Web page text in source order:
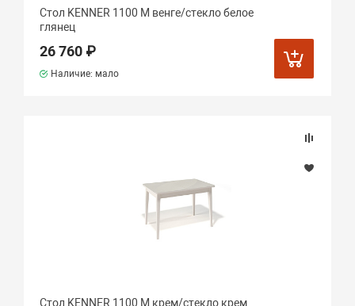
Стол KENNER 1100 М венге/стекло белое
глянец
26 760 ₽
Наличие: мало
Стол KENNER 1100 М крем/стекло крем